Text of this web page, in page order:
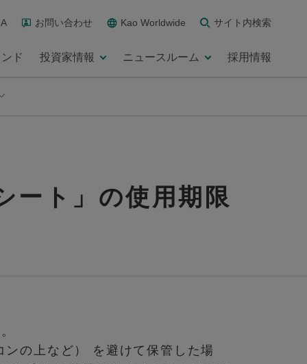
お問い合わせ Kao Worldwide サイト内検索
ド 投資家情報 ニュースルーム 採用情報
ート」の使用期限
の上など） を避けて保管した場